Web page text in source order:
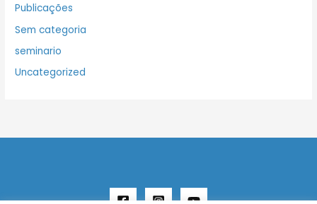
Publicações
Sem categoria
seminario
Uncategorized